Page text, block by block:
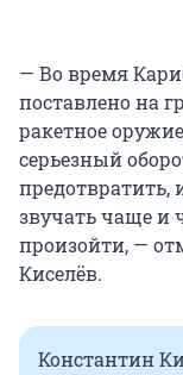
— Во время
поставлено на
ракетное
серьезный
предотвратить,
звучать чаще и
произойти, —
Киселёв.
Константин